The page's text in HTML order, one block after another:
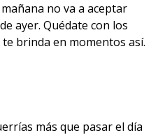
no va a aceptar
ayer. Quédate con los
brinda en momentos así.
más que pasar el día